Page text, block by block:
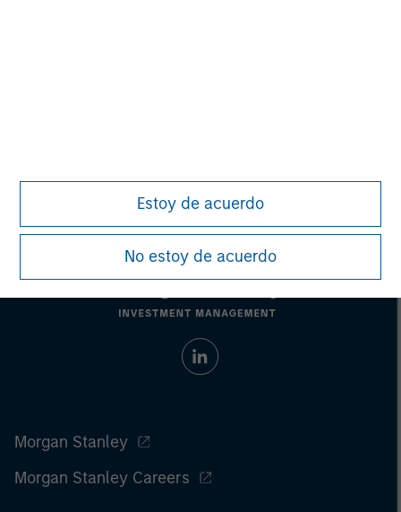
Estoy de acuerdo
No estoy de acuerdo
Morgan Stanley
Morgan Stanley Careers